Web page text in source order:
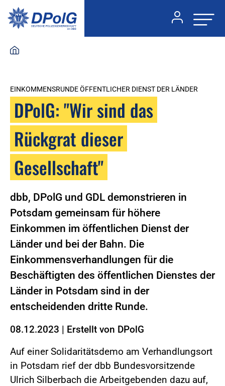
EINKOMMENSRUNDE ÖFFENTLICHER DIENST DER LÄNDER
DPolG: "Wir sind das
Rückgrat dieser
Gesellschaft"
dbb, DPolG und GDL demonstrieren in
Potsdam gemeinsam für höhere
Einkommen im öffentlichen Dienst der
Länder und bei der Bahn. Die
Einkommensverhandlungen für die
Beschäftigten des öffentlichen Dienstes der
Länder in Potsdam sind in der
entscheidenden dritte Runde.
08.12.2023 | Erstellt von DPolG
Auf einer Solidaritätsdemo am Verhandlungsort
in Potsdam rief der dbb Bundesvorsitzende
Ulrich Silberbach die Arbeitgebenden dazu auf,